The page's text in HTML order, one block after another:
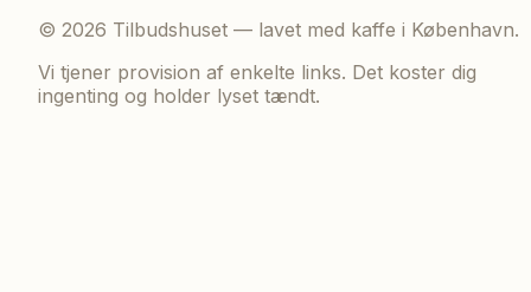
© 2026 Tilbudshuset — lavet med kaffe i København.
Vi tjener provision af enkelte links. Det koster dig
ingenting og holder lyset tændt.